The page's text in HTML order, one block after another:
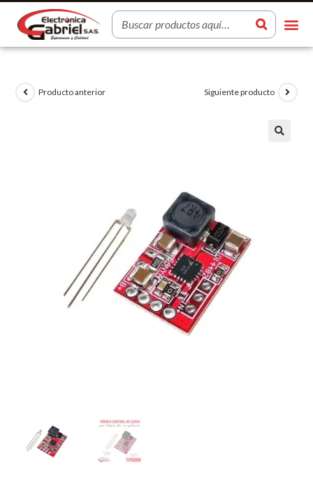
Producto anterior Siguiente producto